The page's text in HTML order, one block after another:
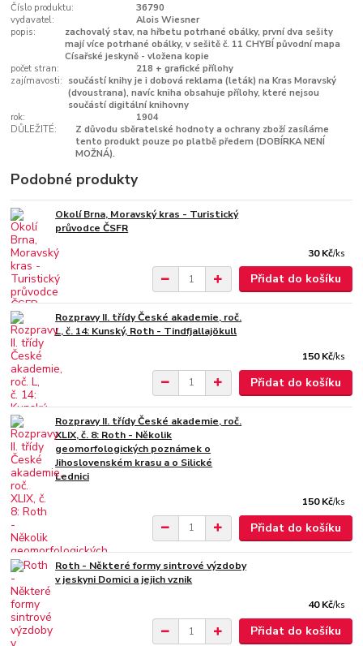
Číslo produktu:
36790
vydavatel:
Alois Wiesner
popis:
zachovalý stav, na hřbetu potrhané obálky, první dva sešity
mají více potrhané obálky, v sešitě č. 11 CHYBÍ původní mapa
Císařské jeskyně - vložena kopie
počet stran:
218 + grafické přílohy
zajímavosti: součástí knihy je i dobová reklama (leták) na Kras Moravský
(dvoustrana), navíc kniha obsahuje přílohy, které nejsou
součástí digitální knihovny
rok:
1904
DŮLEŽITÉ:
Z důvodu sběratelské hodnoty a ochrany zboží zasíláme
tento produkt pouze po platbě předem (DOBÍRKA NENÍ
MOŽNÁ).
Podobné produkty
Okolí Brna, Moravský kras - Turistický
průvodce ČSFR
30 Kč/ks
Přidat do košíku
Rozpravy II. třídy České akademie, roč.
L, č. 14: Kunský, Roth - Tindfjallajökull
150 Kč/ks
Přidat do košíku
Rozpravy II. třídy České akademie, roč.
XLIX, č. 8: Roth - Několik
geomorfologických poznámek o
Jihoslovenském krasu a o Silické
Lednici
150 Kč/ks
Přidat do košíku
Roth - Některé formy sintrové výzdoby
v jeskyni Domici a jejich vznik
40 Kč/ks
Přidat do košíku